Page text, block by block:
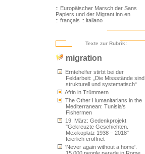
:: Europäischer Marsch der Sans
Papiers und der Migrant.inn.en
:: français :: italiano
Texte zur Rubrik:
migration
Erntehelfer stirbt bei der
Feldarbeit: „Die Missstände sind
strukturell und systematisch“
Afrin in Trümmern
The Other Humanitarians in the
Mediterranean: Tunisia's
Fishermen
19. März: Gedenkprojekt
"Gekreuzte Geschichten.
Mexikoplatz 1938 – 2018"
feierlich eröffnet
'Never again without a home'.